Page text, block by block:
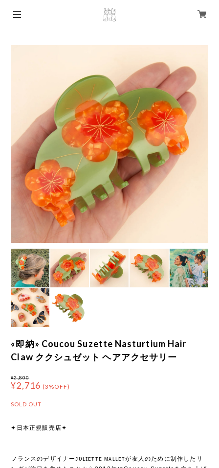
«即納» Coucou Suzette Nasturtium Hair
Claw ククシュゼット ヘアアクセサリー
¥2,800
¥2,716 (3%OFF)
SOLD OUT
✦日本正規販売店✦
フランスのデザイナーᴊᴜʟɪᴇᴛᴛᴇ ᴍᴀʟʟᴇᴛが友人のために制作したリ